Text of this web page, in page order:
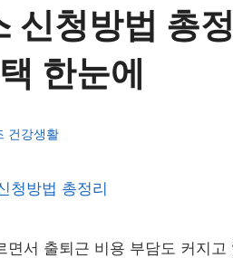
청방법 총
한눈에
건강생활
서 출퇴근 비용 부담도 커지고